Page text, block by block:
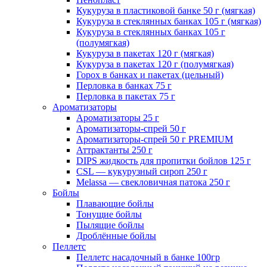
Кукуруза в пластиковой банке 50 г (мягкая)
Кукуруза в стеклянных банках 105 г (мягкая)
Кукуруза в стеклянных банках 105 г
(полумягкая)
Кукуруза в пакетах 120 г (мягкая)
Кукуруза в пакетах 120 г (полумягкая)
Горох в банках и пакетах (цельный)
Перловка в банках 75 г
Перловка в пакетах 75 г
Ароматизаторы
Ароматизаторы 25 г
Ароматизаторы-спрей 50 г
Ароматизаторы-спрей 50 г PREMIUM
Аттрактанты 250 г
DIPS жидкость для пропитки бойлов 125 г
CSL — кукурузный сироп 250 г
Melassa — свекловичная патока 250 г
Бойлы
Плавающие бойлы
Тонущие бойлы
Пылящие бойлы
Дроблённые бойлы
Пеллетс
Пеллетс насадочный в банке 100гр